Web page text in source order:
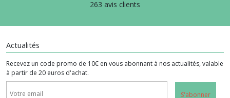
263 avis clients
Actualités
Recevez un code promo de 10€ en vous abonnant à nos actualités, valable
à partir de 20 euros d'achat.
S'abonner